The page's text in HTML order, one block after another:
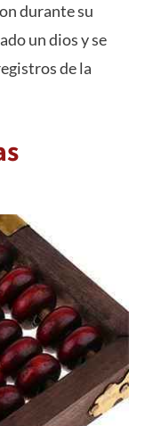
durante su
un dios y se
de la